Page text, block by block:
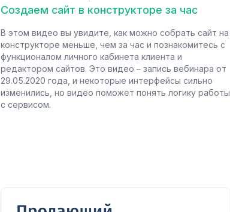
Создаем сайт в конструкторе за час
В этом видео вы увидите, как можно собрать сайт на
конструкторе меньше, чем за час и познакомитесь с
функционалом личного кабинета клиента и
редактором сайтов. Это видео – запись вебинара от
29.05.2020 года, и некоторые интерфейсы сильно
изменились, но видео поможет понять логику работы
с сервисом.